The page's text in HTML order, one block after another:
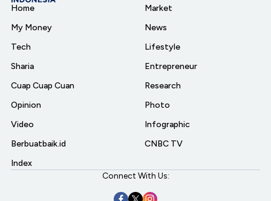
Home
My Money
Tech
Sharia
Cuap Cuap Cuan
Opinion
Video
Berbuatbaik.id
Index
Market
News
Lifestyle
Entrepreneur
Research
Photo
Infographic
CNBC TV
Connect With Us: